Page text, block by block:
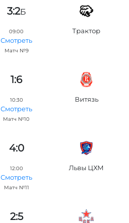
3:2Б
09:00
Смотреть
Матч №9
Трактор
1:6
10:30
Смотреть
Матч №10
Витязь
4:0
12:00
Смотреть
Матч №11
Львы ЦХМ
2:5